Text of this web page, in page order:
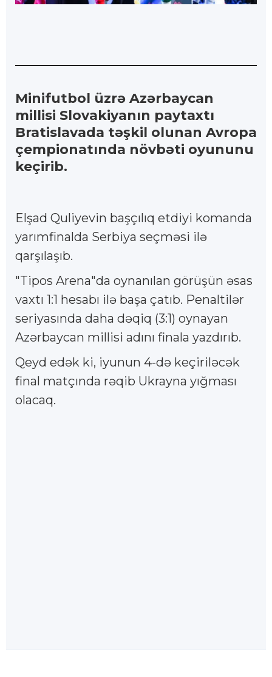
Minifutbol üzrə Azərbaycan
millisi Slovakiyanın paytaxtı
Bratislavada təşkil olunan Avropa
çempionatında növbəti oyununu
keçirib.
Elşad Quliyevin başçılıq etdiyi komanda
yarımfinalda Serbiya seçməsi ilə
qarşılaşıb.
"Tipos Arena"da oynanılan görüşün əsas
vaxtı 1:1 hesabı ilə başa çatıb. Penaltilər
seriyasında daha dəqiq (3:1) oynayan
Azərbaycan millisi adını finala yazdırıb.
Qeyd edək ki, iyunun 4-də keçiriləcək
final matçında rəqib Ukrayna yığması
olacaq.